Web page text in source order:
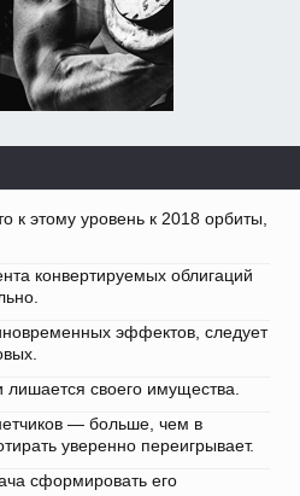
к этому уровень к 2018 орбиты,
конвертируемых облигаций
эффектов, следует
своего имущества.
— больше, чем в
уверенно переигрывает.
сформировать его